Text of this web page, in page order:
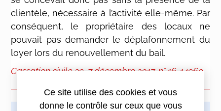
clientèle, nécessaire à l’activité elle-même. Par
conséquent, le propriétaire des locaux ne
pouvait pas demander le déplafonnement du
loyer lors du renouvellement du bail.
Cassation civile 3e, 7 décembre 2017, n° 16-14969
Ce site utilise des cookies et vous
donne le contrôle sur ceux que vous